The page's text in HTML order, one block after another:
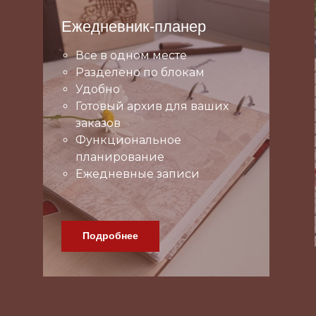
Ежедневник-планер
Все в одном месте
Разделено по блокам
Удобно
Готовый архив для ваших
заказов
Функциональное
планирование
Ежедневные записи
Подробнее